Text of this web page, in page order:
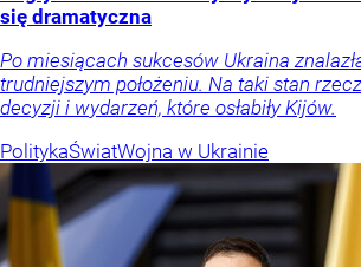
się dramatyczna
Po miesiącach sukcesów Ukraina
trudniejszym położeniu. Na taki stan
decyzji i wydarzeń, które osłabiły Kijów.
PolitykaŚwiatWojna w Ukrainie